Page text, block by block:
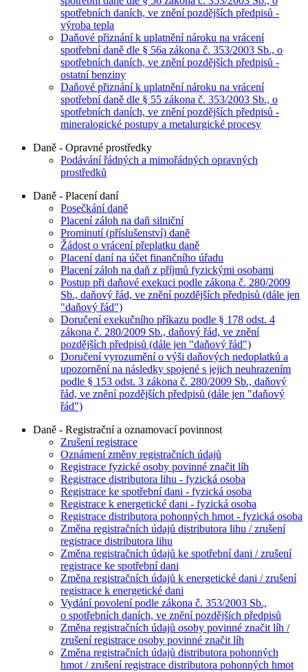
spotřebních daních, ve znění pozdějších předpisů -
výroba tepla
Daňové přiznání k uplatnění nároku na vrácení
spotřební daně dle § 56a zákona č. 353/2003 Sb., o
spotřebních daních, ve znění pozdějších předpisů -
ostatní benziny
Daňové přiznání k uplatnění nároku na vrácení
spotřební daně dle § 55 zákona č. 353/2003 Sb., o
spotřebních daních, ve znění pozdějších předpisů -
mineralogické postupy a metalurgické procesy
Daně - Opravné prostředky
Podávání řádných a mimořádných opravných
prostředků
Daně - Placení daní
Posečkání daně
Placení záloh na daň silniční
Prominutí (příslušenství) daně
Žádost o vrácení přeplatku daně
Placení daní na účet finančního úřadu
Placení záloh na daň z příjmů fyzickými osobami
Postup při daňové exekuci podle zákona č. 280/2009
Sb., daňový řád, ve znění pozdějších předpisů (dále jen
"daňový řád")
Doručení exekučního příkazu podle § 178 odst. 4
zákona č. 280/2009 Sb., daňový řád, ve znění
pozdějších předpisů (dále jen "daňový řád")
Doručení vyrozumění o výši daňových nedoplatků a
upozornění na následky spojené s jejich neuhrazením
podle § 153 odst. 3 zákona č. 280/2009 Sb., daňový
řád, ve znění pozdějších předpisů (dále jen "daňový
řád")
Daně - Registrační a oznamovací povinnost
Zrušení registrace
Oznámení změny registračních údajů
Registrace fyzické osoby povinné značit líh
Registrace distributora lihu - fyzická osoba
Registrace ke spotřební dani - fyzická osoba
Registrace k energetické dani - fyzická osoba
Registrace distributora pohonných hmot - fyzická osoba
Změna registračních údajů distributora lihu / zrušení
registrace distributora lihu
Změna registračních údajů ke spotřební dani / zrušení
registrace ke spotřební dani
Změna registračních údajů k energetické dani / zrušení
registrace k energetické dani
Vydání povolení podle zákona č. 353/2003 Sb.,
o spotřebních daních, ve znění pozdějších předpisů
Změna registračních údajů osoby povinné značit líh /
zrušení registrace osoby povinné značit líh
Změna registračních údajů distributora pohonných
hmot / zrušení registrace distributora pohonných hmot